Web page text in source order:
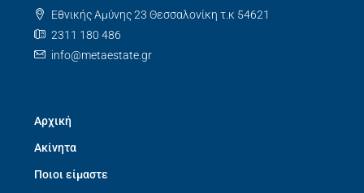
Εθνικής Αμύνης 23 Θεσσαλονίκη τ.κ 54621
2311 180 486
info@metaestate.gr
Αρχική
Ακίνητα
Ποιοι είμαστε